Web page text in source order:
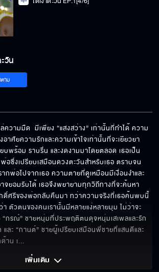
วัน
าม
ความมืด  มีเพียง “แสงสว่าง” เท่านั้นที่ทำได้ ความ
ศัยความรักและความเข้าใจเท่านั้นที่จะเยียวยา
บพร้อม ราบรื่น และงดงามมาโดยตลอด เธอเป็น
ซึ่งเปรียบเสมือนดวงตะวันสำหรับเธอ ตราบจน
กพ่อไปจากเธอ ความตายที่ดูเหมือนมีเงื่อนงำและ
จยอมรับได้ เธอจึงพยายามทุกวิถีทางที่จะค้นหา
ดิ์ศรีของพ่อกลับคืนมา ทว่าความจริงที่เธอค้นพบนี้
า ตัวตนของคนเรานั้นมีหลายแง่หลายมุม ไม่ว่าจะ
“กรณ์” ชายหนุ่มที่ประพฤติตนดุจหนุ่มเสเพลและรัก
และ “กานต์” ชายผู้เปรียบเสมือนพี่ชายที่แสนดีและ
าน เ...
เพิ่มเติม